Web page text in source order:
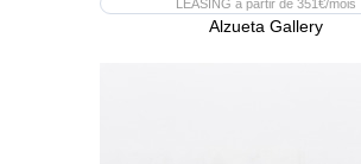
LEASING à partir de 351€/mois
Alzueta Gallery